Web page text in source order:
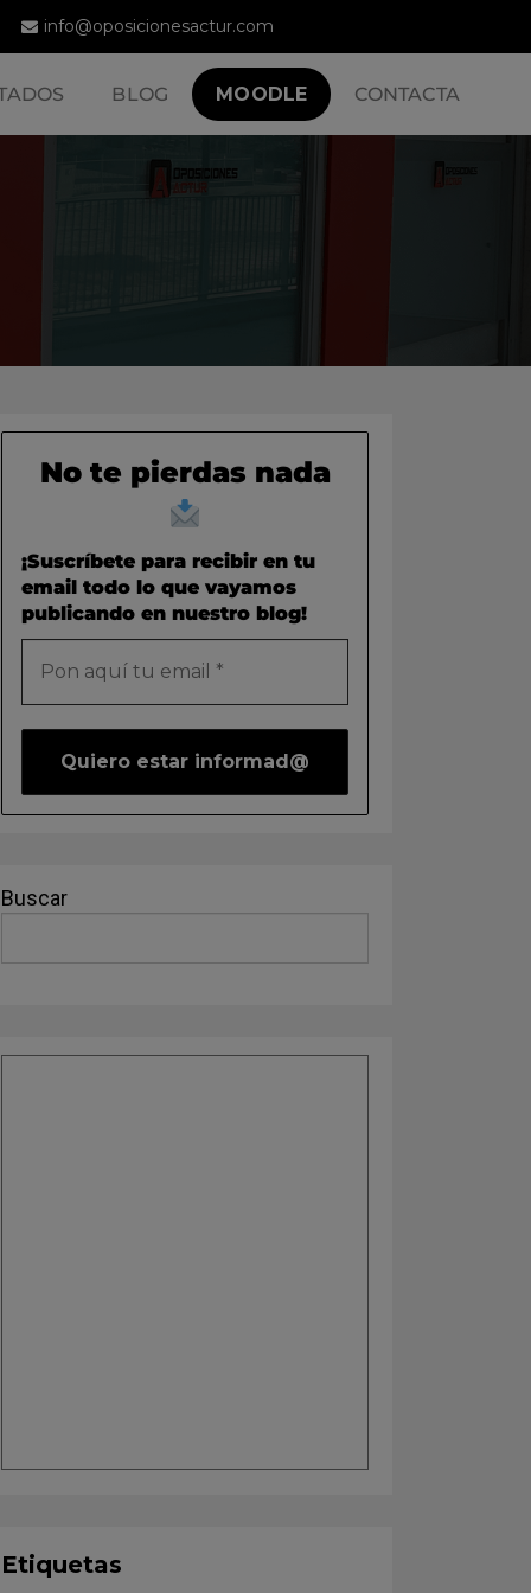
info@oposicionesactur.com
BLOG MOODLE CONTACTA
No te pierdas nada
¡Suscríbete para recibir en tu
email todo lo que vayamos
publicando en nuestro blog!
Buscar
Etiquetas